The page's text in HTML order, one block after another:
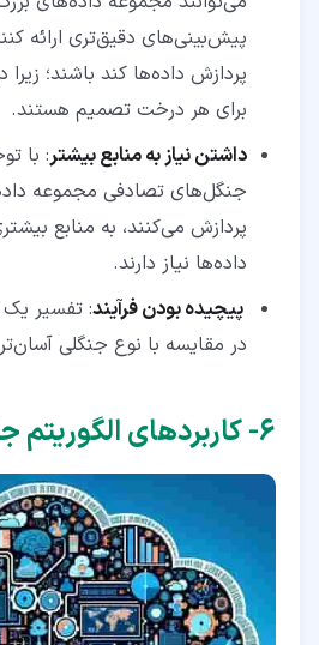
پیش‌بینی‌های دقیق‌تری ارائه
پردازش داده‌ها کند باشند؛
برای هر درخت تصمیم هستند.
داشتن نیاز به منابع بیشتر: با
جنگل‌های تصادفی مجموعه‌
پردازش می‌کنند، به منابع
داده‌ها نیاز دارند.
پیچیده‌ بودن فرآیند: تفسیر
در مقایسه با نوع جنگلی
۶‏- کاربردهای الگوریتم جنگل تصادفی